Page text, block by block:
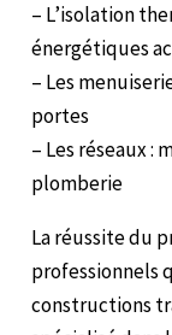
– L’isolation
énergétiques
– Les
portes
– Les réseaux :
plomberie
La réussite du
professionnels
constructions